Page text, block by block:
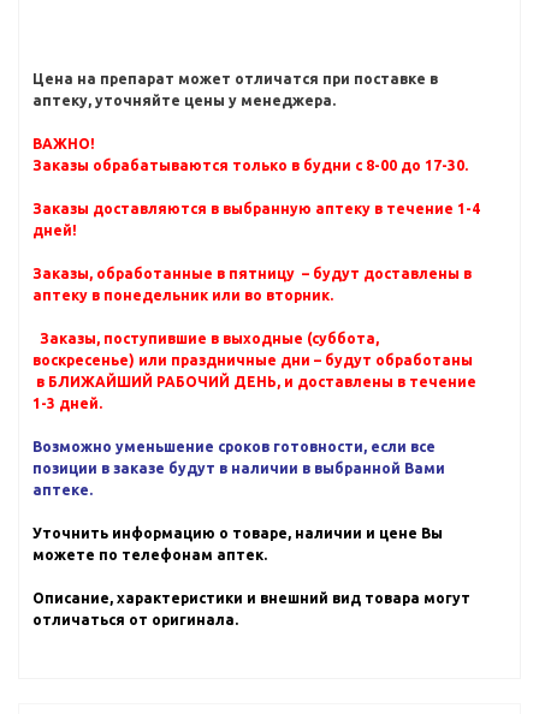
Цена на препарат может отличатся при поставке в
аптеку, уточняйте цены у менеджера.
ВАЖНО!
Заказы обрабатываются только в будни с 8-00 до 17-30.
Заказы доставляются в выбранную аптеку в течение 1-4
дней!
Заказы, обработанные в пятницу – будут доставлены в
аптеку в понедельник или во вторник.
Заказы, поступившие в выходные (суббота,
воскресенье) или праздничные дни – будут обработаны
в БЛИЖАЙШИЙ РАБОЧИЙ ДЕНЬ, и доставлены в течение
1-3 дней.
Возможно уменьшение сроков готовности, если все
позиции в заказе будут в наличии в выбранной Вами
аптеке.
Уточнить информацию о товаре, наличии и цене Вы
можете по телефонам аптек.
Описание, характеристики и внешний вид товара могут
отличаться от оригинала.